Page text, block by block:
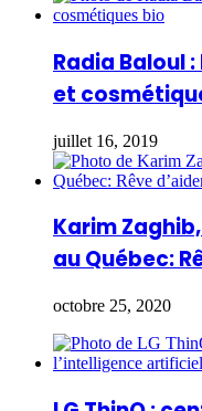
Radia Baloul
et
juillet 16, 2019
Karim
au Québec:
octobre 25, 2020